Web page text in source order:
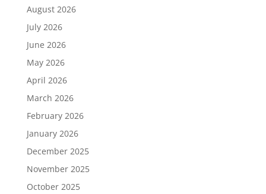
August 2026
July 2026
June 2026
May 2026
April 2026
March 2026
February 2026
January 2026
December 2025
November 2025
October 2025